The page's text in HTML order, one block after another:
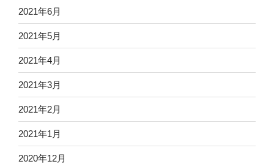
2021年6月
2021年5月
2021年4月
2021年3月
2021年2月
2021年1月
2020年12月